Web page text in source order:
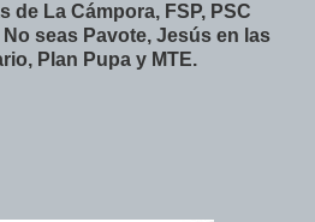
de La Cámpora, FSP, PSC
seas Pavote, Jesús en las
Plan Pupa y MTE.